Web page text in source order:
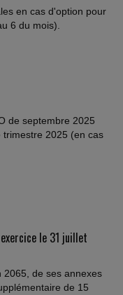
en cas d'option pour
6 du mois).
de septembre 2025
2025 (en cas
le 31 juillet
2065, de ses annexes
de 15